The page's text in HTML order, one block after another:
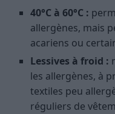
40°C à 60°C :
allergènes, mais
acariens ou
Lessives à froid :
les allergènes, à
textiles peu
réguliers de